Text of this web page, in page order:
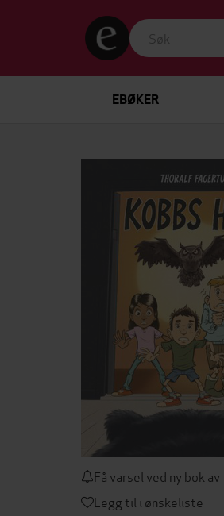
EBØKER
Få varsel ved ny bok
Legg til i ønskeliste